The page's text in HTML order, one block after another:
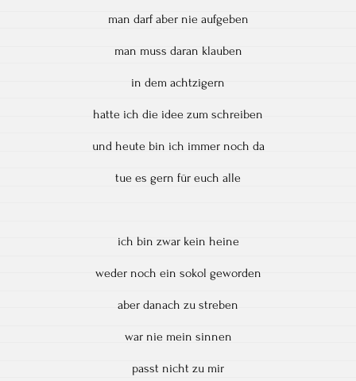
man darf aber nie aufgeben
man muss daran klauben
in dem achtzigern
hatte ich die idee zum schreiben
und heute bin ich immer noch da
tue es gern für euch alle
ich bin zwar kein heine
weder noch ein sokol geworden
aber danach zu streben
war nie mein sinnen
passt nicht zu mir